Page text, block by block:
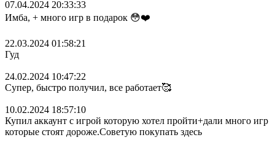
07.04.2024 20:33:33
Имба, + много игр в подарок 😳❤️
22.03.2024 01:58:21
Гуд
24.02.2024 10:47:22
Супер, быстро получил, все работает🥰
10.02.2024 18:57:10
Купил аккаунт с игрой которую хотел пройти+дали много игр
которые стоят дороже.Советую покупать здесь